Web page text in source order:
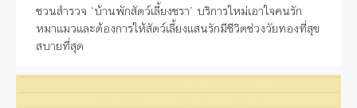
ชวนสำรวจ ‘บ้านพักสัตว์เลี้ยงชรา’ บริการใหม่เอาใจคนรัก
หมาแมวและต้องการให้สัตว์เลี้ยงแสนรักมีชีวิตช่วงวัยทองที่สุข
สบายที่สุด